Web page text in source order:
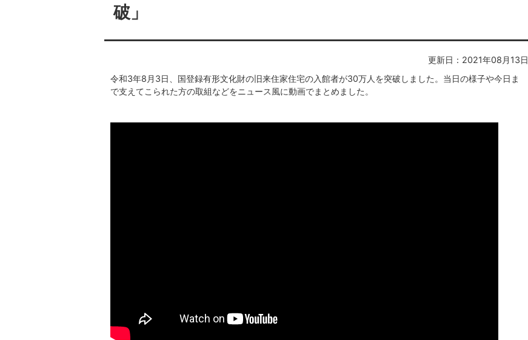
破」
更新日：2021年08月13日
令和3年8月3日、国登録有形文化財の旧来住家住宅の入館者が30万人を突破しました。当日の様子や今日ま
で支えてこられた方の取組などをニュース風に動画でまとめました。